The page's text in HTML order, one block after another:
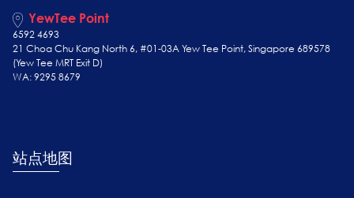
YewTee Point
6592 4693
21 Choa Chu Kang North 6, #01-03A Yew Tee Point, Singapore 689578
(Yew TeeMRT Exit D)
WA: 9295 8679
站点地图